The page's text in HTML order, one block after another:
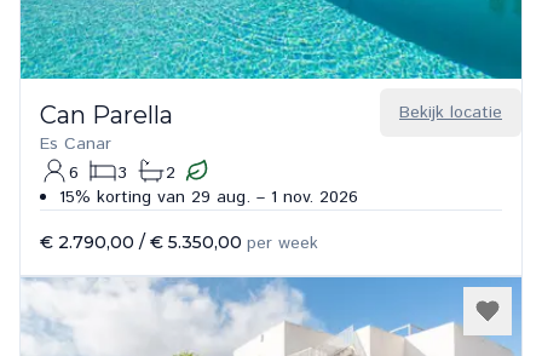
Bekijk locatie
Can Parella
Es Canar
6
3
2
15% korting van 29 aug. – 1 nov. 2026
€ 2.790,00 / € 5.350,00 per week